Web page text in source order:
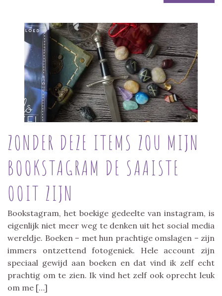
ZONDER DEZE ITEMS ZOU MIJN
BOOKSTAGRAM DE SAAISTE
OOIT ZIJN
Bookstagram, het boekige gedeelte van instagram, is
eigenlijk niet meer weg te denken uit het social media
wereldje. Boeken – met hun prachtige omslagen – zijn
immers ontzettend fotogeniek. Hele account zijn
speciaal gewijd aan boeken en dat vind ik zelf echt
prachtig om te zien. Ik vind het zelf ook oprecht leuk
om me […]